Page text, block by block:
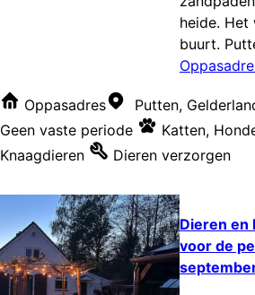
heide.
buurt.
Oppasadres
Putten,
Geen vaste periode
Katten,
Knaagdieren
Dieren verzorgen
Dieren en
voor de